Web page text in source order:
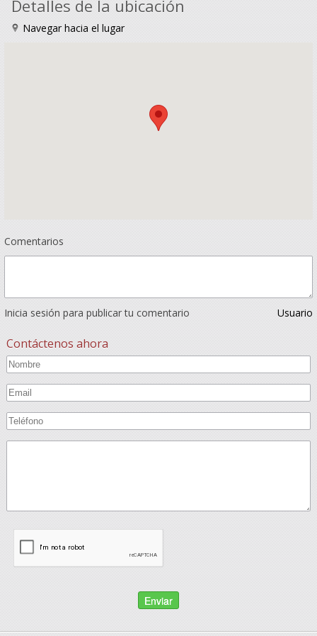
Detalles de la ubicación
Navegar hacia el lugar
Comentarios
Inicia sesión para publicar tu comentario Usuario
Contáctenos ahora